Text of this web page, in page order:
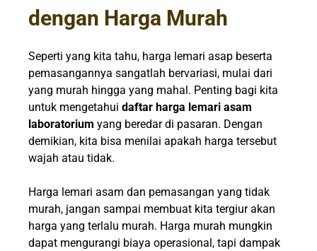
dengan Harga Murah
Seperti yang kita tahu, harga lemari asap beserta
pemasangannya sangatlah bervariasi, mulai dari
yang murah hingga yang mahal. Penting bagi kita
untuk mengetahui daftar harga lemari asam
laboratorium yang beredar di pasaran. Dengan
demikian, kita bisa menilai apakah harga tersebut
wajah atau tidak.
Harga lemari asam dan pemasangan yang tidak
murah, jangan sampai membuat kita tergiur akan
harga yang terlalu murah. Harga murah mungkin
dapat mengurangi biaya operasional, tapi dampak